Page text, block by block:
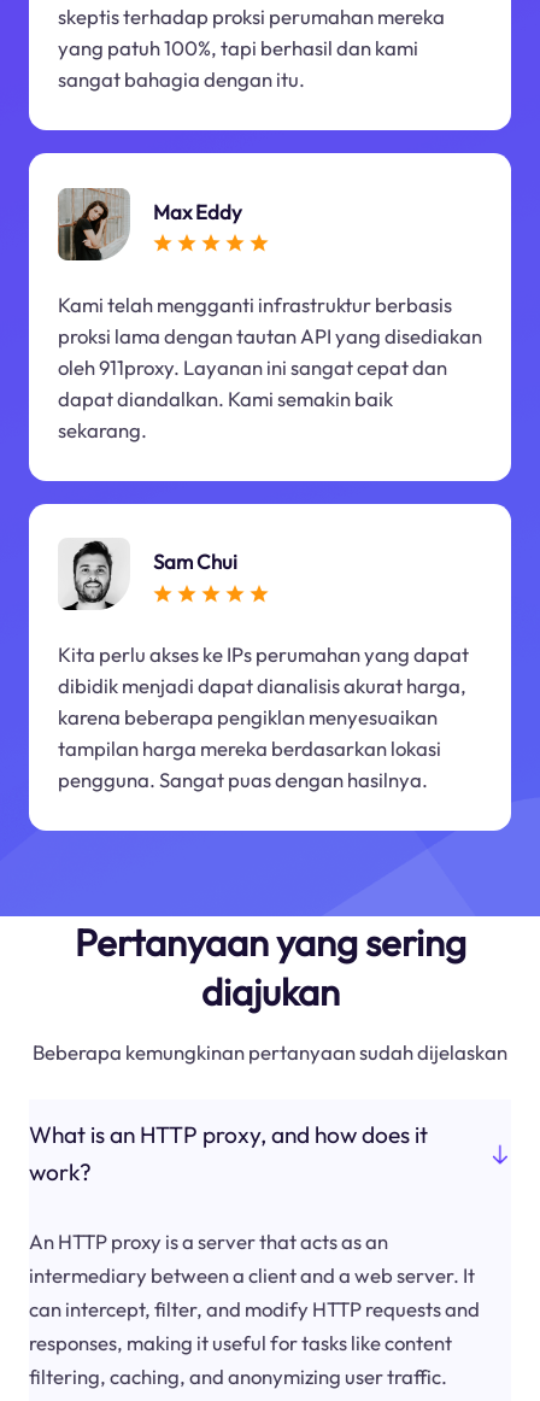
skeptis terhadap proksi perumahan mereka
yang patuh 100%, tapi berhasil dan kami
sangat bahagia dengan itu.
Max Eddy
Kami telah mengganti infrastruktur berbasis
proksi lama dengan tautan API yang disediakan
oleh 911proxy. Layanan ini sangat cepat dan
dapat diandalkan. Kami semakin baik
sekarang.
Sam Chui
Kita perlu akses ke IPs perumahan yang dapat
dibidik menjadi dapat dianalisis akurat harga,
karena beberapa pengiklan menyesuaikan
tampilan harga mereka berdasarkan lokasi
pengguna. Sangat puas dengan hasilnya.
Pertanyaan yang sering
diajukan
Beberapa kemungkinan pertanyaan sudah dijelaskan
What is an HTTP proxy, and how does it
work?
An HTTP proxy is a server that acts as an
intermediary between a client and a web server. It
can intercept, filter, and modify HTTP requests and
responses, making it useful for tasks like content
filtering, caching, and anonymizing user traffic.